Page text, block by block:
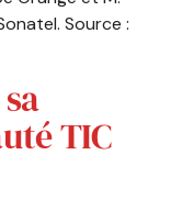
Source :
TIC